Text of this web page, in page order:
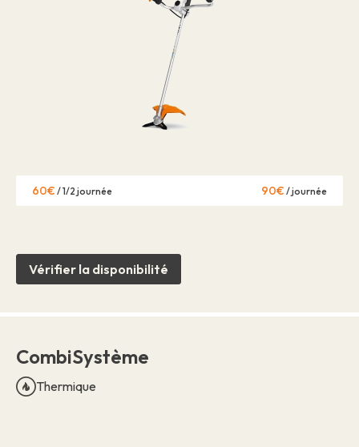
60€ / 1/2 journée 90€ / journée
Vérifier la disponibilité
CombiSystème
Thermique